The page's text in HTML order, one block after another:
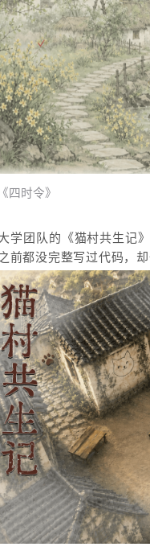
四时令》
学团队的《猫村共生记
前都没完整写过代码，